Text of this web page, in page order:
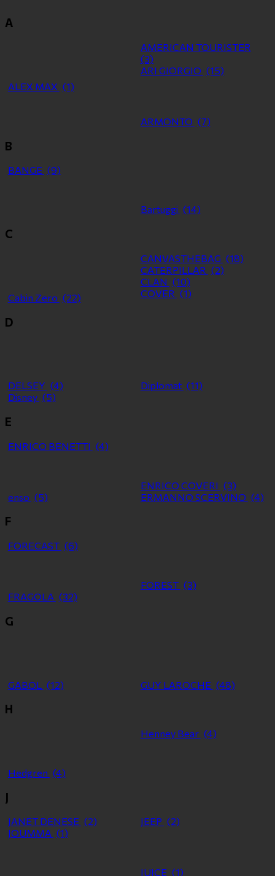
A
ALEX MAX (1)
AMERICAN TOURISTER
(3)
ARI GIORGIO (15)
ARMONTO (7)
B
BANGE (9)
Bartuggi (14)
C
Cabin Zero (22)
CANVASTHEBAG (18)
CATERPILLAR (2)
CLAN (10)
COVER (1)
D
DELSEY (4) Diplomat (11)
Disney (5)
E
ENRICO BENETTI (4)
ENRICO COVERI (3)
enso (5) ERMANNO SCERVINO (4)
F
FORECAST (6)
FOREST (3)
FRAGOLA (32)
G
GABOL (12) GUY LAROCHE (48)
H
Hedgren (4)
Henney Bear (4)
J
JANET DENESE (2) JEEP (2)
JOUMMA (1)
JUICE (1)